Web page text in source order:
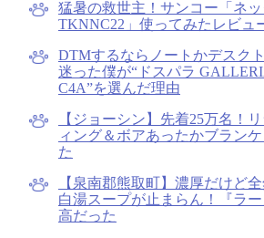
猛暑の救世主！サンコー「ネ
TKNNC22」使ってみたレビュ
DTMするならノートかデスク
迷った僕が“ドスパラ
C4A”を選んだ理由
【ジョーシン】先着25万名！
ィング＆ボアあったかブラン
た
【泉南郡熊取町】濃厚だけど
白湯スープが止まらん！『ラ
高だった